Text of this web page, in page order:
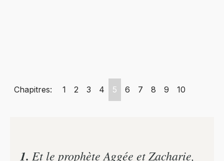
Chapitres: 1 2 3 4 5 6 7 8 9 10
1. Et le prophète Aggée et Zacharie,